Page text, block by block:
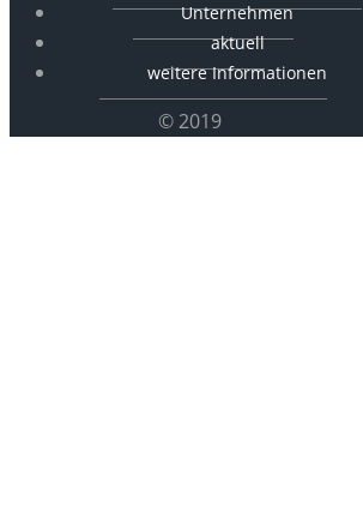
Unternehmen
aktuell
weitere Informationen
© 2019